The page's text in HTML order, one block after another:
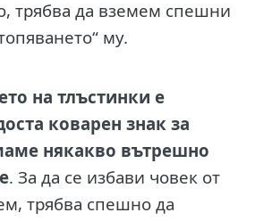
трябва да вземем спешни
му.
на тлъстинки е
коварен знак за
някакво вътрешно
. За да се избави човек от
трябва спешно да